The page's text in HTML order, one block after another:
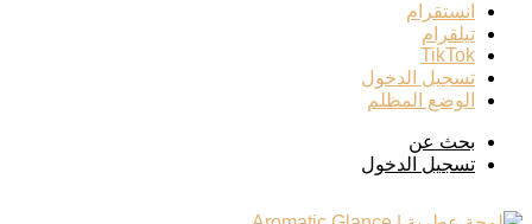
انستقرام
تيلقرام
‫TikTok
تسجيل الدخول
الوضع المظلم
بحث عن
تسجيل الدخول